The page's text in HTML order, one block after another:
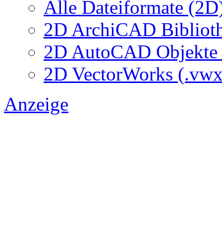
Alle Dateiformate
2D ArchiCAD
2D AutoCAD
2D VectorWorks
Anzeige